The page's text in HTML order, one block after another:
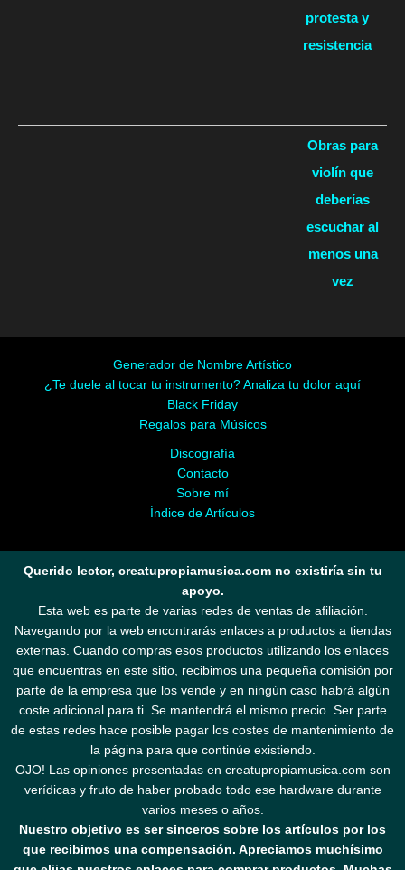
protesta y
resistencia
Obras para
violín que
deberías
escuchar al
menos una
vez
Generador de Nombre Artístico
¿Te duele al tocar tu instrumento? Analiza tu dolor aquí
Black Friday
Regalos para Músicos
Discografía
Contacto
Sobre mí
Índice de Artículos
Querido lector, creatupropiamusica.com no existiría sin tu
apoyo.
Esta web es parte de varias redes de ventas de afiliación.
Navegando por la web encontrarás enlaces a productos a tiendas
externas. Cuando compras esos productos utilizando los enlaces
que encuentras en este sitio, recibimos una pequeña comisión por
parte de la empresa que los vende y en ningún caso habrá algún
coste adicional para ti. Se mantendrá el mismo precio. Ser parte
de estas redes hace posible pagar los costes de mantenimiento de
la página para que continúe existiendo.
OJO! Las opiniones presentadas en creatupropiamusica.com son
verídicas y fruto de haber probado todo ese hardware durante
varios meses o años.
Nuestro objetivo es ser sinceros sobre los artículos por los
que recibimos una compensación. Apreciamos muchísimo